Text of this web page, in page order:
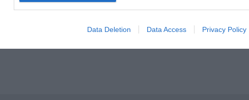
Data Deletion Data Access Privacy Policy